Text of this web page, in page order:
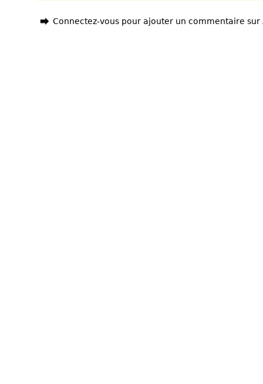
Connectez-vous pour ajouter un commentaire sur